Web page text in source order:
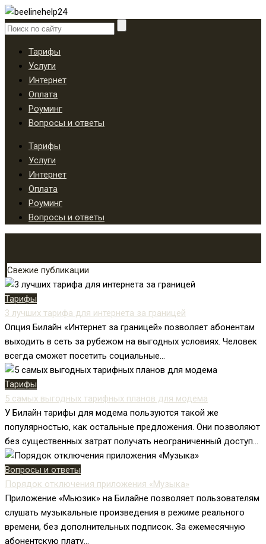
Тарифы
Услуги
Интернет
Оплата
Роуминг
Вопросы и ответы
Тарифы
Услуги
Интернет
Оплата
Роуминг
Вопросы и ответы
Свежие публикации
Тарифы
3 лучших тарифа для интернета за границей
Опция Билайн «Интернет за границей» позволяет абонентам
выходить в сеть за рубежом на выгодных условиях. Человек
всегда сможет посетить социальные...
Тарифы
5 самых выгодных тарифных планов для модема
У Билайн тарифы для модема пользуются такой же
популярностью, как остальные предложения. Они позволяют
без существенных затрат получать неограниченный доступ...
Вопросы и ответы
Порядок отключения приложения «Музыка»
Приложение «Мьюзик» на Билайне позволяет пользователям
слушать музыкальные произведения в режиме реального
времени, без дополнительных подписок. За ежемесячную
абонентскую плату...